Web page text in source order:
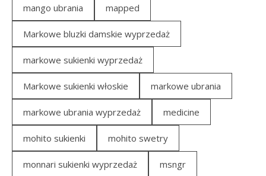
mango ubrania mapped
Markowe bluzki damskie wyprzedaż
markowe sukienki wyprzedaż
Markowe sukienki włoskie markowe ubrania
markowe ubrania wyprzedaż medicine
mohito sukienki mohito swetry
monnari sukienki wyprzedaż msngr